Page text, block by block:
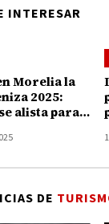
INTERESAR
Morelia la
2025:
alista para
DE